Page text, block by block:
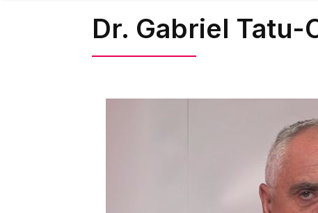
Dr. Gabriel Tatu-